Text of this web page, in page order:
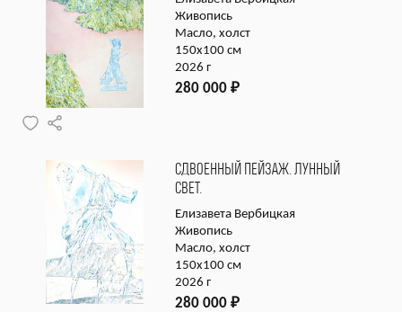
Живопись
Масло, холст
150х100 см
2026 г
280 000 ₽
СДВОЕННЫЙ ПЕЙЗАЖ. ЛУННЫЙ
СВЕТ.
Елизавета Вербицкая
Живопись
Масло, холст
150х100 см
2026 г
280 000 ₽